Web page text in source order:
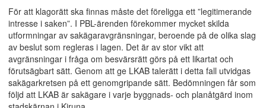
För att klagorätt ska finnas måste det föreligga ett ”legitimerande
intresse i saken”. I PBL-ärenden förekommer mycket skilda
utformningar av sakägaravgränsningar, beroende på de olika slag
av beslut som regleras i lagen. Det är av stor vikt att
avgränsningar i fråga om besvärsrätt görs på ett likartat och
förutsägbart sätt. Genom att ge LKAB talerätt i detta fall utvidgas
sakägarkretsen på ett genomgripande sätt. Bedömningen får som
följd att LKAB är sakägare i varje byggnads- och planåtgärd inom